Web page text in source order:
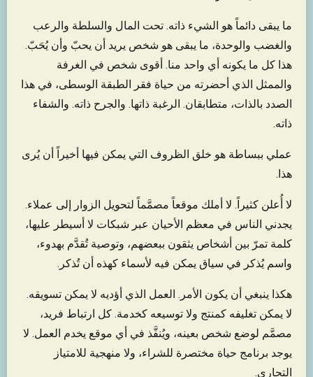
ما يبقى دائماً هو الشيء ذاته. تحت المال والسلطة والرعب
والغضب والوحدة، ما يبقى هو شخص يريد أن يحبّ وأن يُحَبّ.
هذا كل ما يكونه أي واحد منا. أقوى شخص في الغرفة
والممثل الذي أحضرته من حياة فقر الطبقة الوسطى، في هذا
الصدد بالذات، متطابقان. الرغبة ذاتها. والجرح ذاته. والشفاء
ذاته.
عملي ببساطة هو خلق الظروف التي يمكن فيها أخيراً أن يُرى
هذا.
لا أُعلن كثيراً. لا أملك موقعاً مصمَّماً لتحويل الزوار إلى عملاء.
يجدني الناس في معظم الأحيان عبر شبكات لا أسيطر عليها،
كلمة تمرّ بين أشخاص يثقون ببعضهم، وتوصية تُقدَّم بهدوء،
واسم يُذكر في سياق يمكن فيه لأسماء كهذه أن تُذكر.
هكذا ينبغي أن يكون الأمر. العمل الذي أؤديه لا يمكن تسويقه.
لا يمكن تغليفه كمنتج ولا توسيعه كخدمة. كل ارتباط فريد،
مصمَّم لوضع شخص بعينه، ويُنفَّذ في أي موقع يخدم العمل. لا
يوجد برنامج حياة مختصرة للشراء، ولا منهجية للامتياز
التجاري.